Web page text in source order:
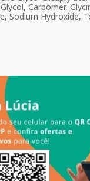
Carbomer,
Sodium Hydroxide,